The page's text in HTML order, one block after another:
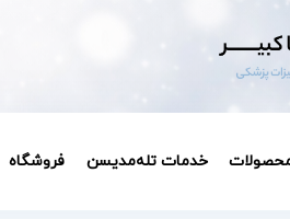
خدمات تله‌مدیسن فروشگاه